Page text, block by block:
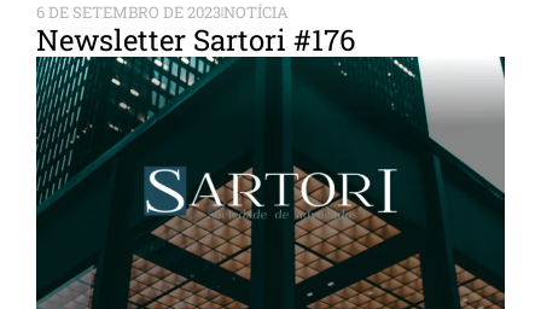
6 DE SETEMBRO DE 2023NOTÍCIA
Newsletter Sartori #176